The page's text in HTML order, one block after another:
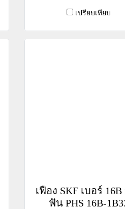
เปรียบเทียบ
เฟือง SKF เบอร์ 16B
ฟัน PHS 16B-